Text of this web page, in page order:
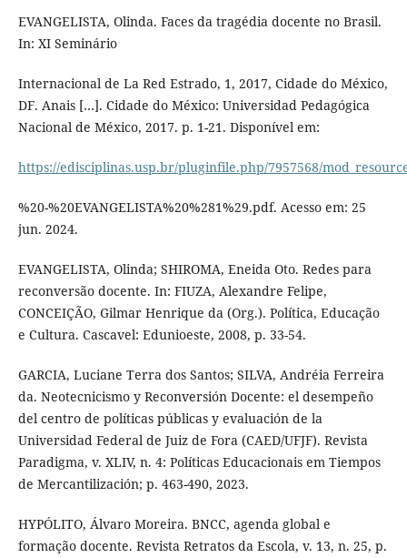
EVANGELISTA, Olinda. Faces da tragédia docente no Brasil.
In: XI Seminário
Internacional de La Red Estrado, 1, 2017, Cidade do México,
DF. Anais […]. Cidade do México: Universidad Pedagógica
Nacional de México, 2017. p. 1-21. Disponível em:
https://edisciplinas.usp.br/pluginfile.php/7957568/
%20-%20EVANGELISTA%20%281%29.pdf. Acesso em: 25
jun. 2024.
EVANGELISTA, Olinda; SHIROMA, Eneida Oto. Redes para
reconversão docente. In: FIUZA, Alexandre Felipe,
CONCEIÇÃO, Gilmar Henrique da (Org.). Política, Educação
e Cultura. Cascavel: Edunioeste, 2008, p. 33-54.
GARCIA, Luciane Terra dos Santos; SILVA, Andréia Ferreira
da. Neotecnicismo y Reconversión Docente: el desempeño
del centro de políticas públicas y evaluación de la
Universidad Federal de Juiz de Fora (CAED/UFJF). Revista
Paradigma, v. XLIV, n. 4: Políticas Educacionais em Tiempos
de Mercantilización; p. 463-490, 2023.
HYPÓLITO, Álvaro Moreira. BNCC, agenda global e
formação docente. Revista Retratos da Escola, v. 13, n. 25, p.